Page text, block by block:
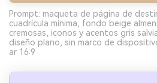
Prompt: maqueta de página de
cuadrícula mínima, fondo beige
cremosas, iconos y acentos gris
diseño plano, sin marco de
ar 16:9